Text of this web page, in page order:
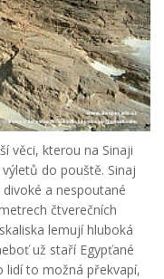
věci, kterou na Sinaji
do pouště. Sinaj
a nespoutané
čtverečních
lemují hluboká
už staří Egypťané
lidí to možná překvapí,